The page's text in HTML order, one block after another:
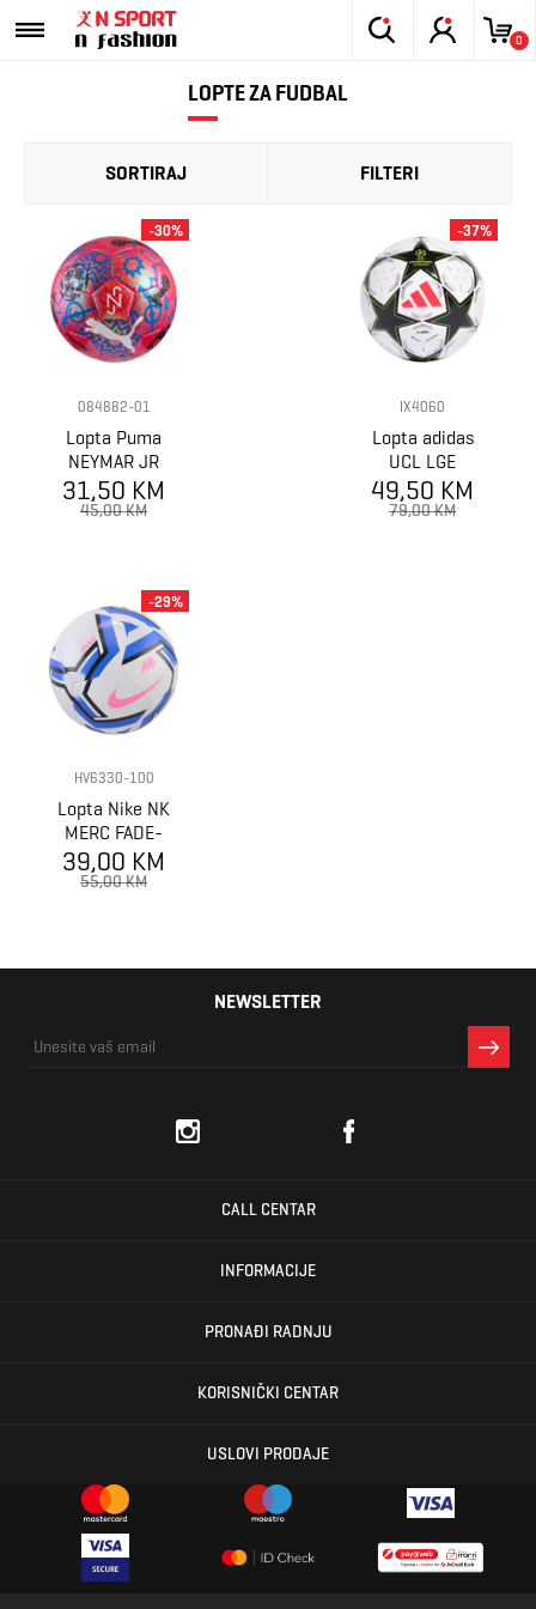
0
LOPTE ZA FUDBAL
SORTIRAJ FILTERI
084882-01
Lopta Puma
NEYMAR JR
Graphic ball
31,50 KM
45,00 KM
-30%
IX4060
Lopta adidas
UCL LGE
49,50 KM
79,00 KM
-37%
HV6330-100
Lopta Nike NK
MERC FADE-
FA25
39,00 KM
55,00 KM
-29%
NEWSLETTER
CALL CENTAR
INFORMACIJE
PRONAĐI RADNJU
KORISNIČKI CENTAR
USLOVI PRODAJE